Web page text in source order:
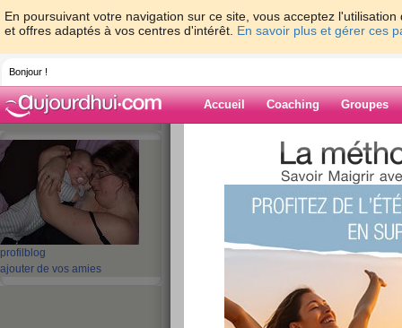
En poursuivant votre navigation sur ce site, vous acceptez
et offres adaptés à vos centres d'intérêt. En savoir plus et gérer ces
Bonjour !
Accueil Coaching Groupes
profil blog
ajouter de vos amies
> evangeline815
Blog de
21 - 30 31 - 40 41 - 50 51 -
‹ Préc. 11 12 13 14 15